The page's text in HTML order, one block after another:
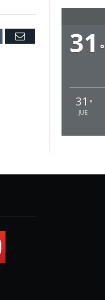
Email 31 °
31 °
JUE